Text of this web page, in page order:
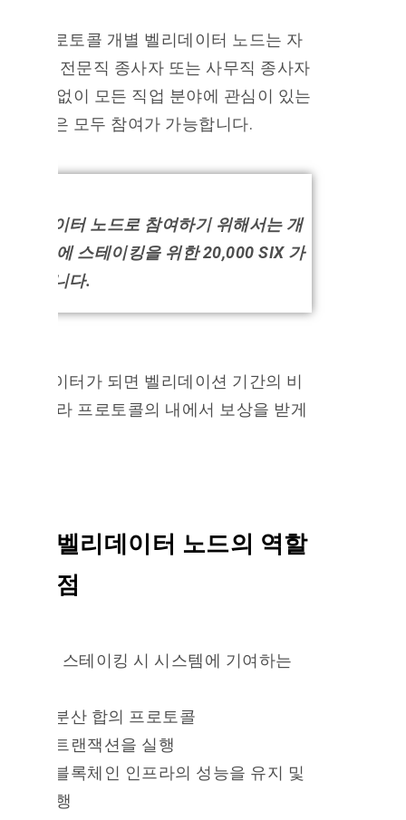
식스프로토콜 개별 벨리데이터 노드는 자
영업자, 전문직 종사자 또는 사무직 종사자
에 관계없이 모든 직업 분야에 관심이 있는
사람들은 모두 참여가 가능합니다.
벨리데이터 노드로 참여하기 위해서는 개
별 노드에 스테이킹을 위한 20,000 SIX 가
필요합니다.
벨리데이터가 되면 벨리데이션 기간의 비
율에 따라 프로토콜의 내에서 보상을 받게
개별 벨리데이터 노드의 역할
및 이점
노드 스테이킹 시 시스템에 기여하는
– 분산 합의 프로토콜
– 트랜잭션을 실행
– 블록체인 인프라의 성능을 유지 및
실행